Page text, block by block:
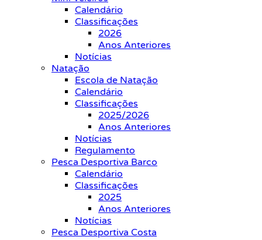
Calendário
Classificações
2026
Anos Anteriores
Notícias
Natação
Escola de Natação
Calendário
Classificações
2025/2026
Anos Anteriores
Notícias
Regulamento
Pesca Desportiva Barco
Calendário
Classificações
2025
Anos Anteriores
Notícias
Pesca Desportiva Costa